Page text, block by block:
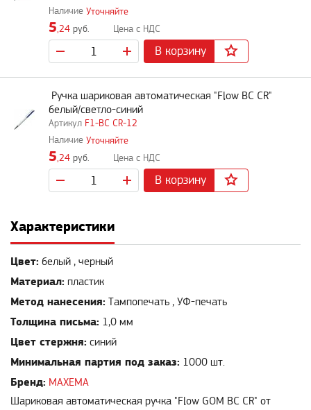
Уточняйте
5,24 руб.
В корзину
F1-BC CR-12
Ручка шариковая автоматическая "Flow BC CR"
белый/светло-синий
Уточняйте
5,24 руб.
В корзину
Характеристики
Цвет: белый , черный
Материал: пластик
Метод нанесения: Тампопечать , УФ-печать
Толщина письма: 1,0 мм
Цвет стержня: синий
Минимальная партия под заказ: 1000 шт.
Бренд: MAXEMA
Шариковая автоматическая ручка "Flow GOM BC CR" от